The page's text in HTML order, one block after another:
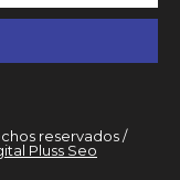
reservados /
Pluss Seo